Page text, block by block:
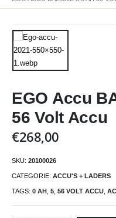
EGO Accu
56 Volt Accu
€268,00
SKU: 20100026
CATEGORIE: ACCU'S + LADERS
TAGS: 0 AH 5 56 VOLT ACCU